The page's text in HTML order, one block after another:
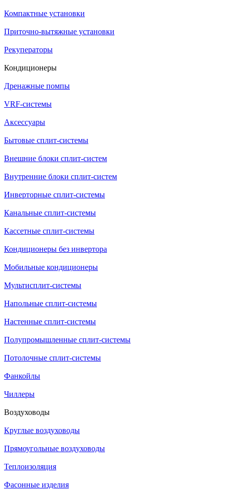
Компактные установки
Приточно-вытяжные установки
Рекуператоры
Кондиционеры
Дренажные помпы
VRF-системы
Аксессуары
Бытовые сплит-системы
Внешние блоки сплит-систем
Внутренние блоки сплит-систем
Инверторные сплит-системы
Канальные сплит-системы
Кассетные сплит-системы
Кондиционеры без инвертора
Мобильные кондиционеры
Мультисплит-системы
Напольные сплит-системы
Настенные сплит-системы
Полупромышленные сплит-системы
Потолочные сплит-системы
Фанкойлы
Чиллеры
Воздуховоды
Круглые воздуховоды
Прямоугольные воздуховоды
Теплоизоляция
Фасонные изделия